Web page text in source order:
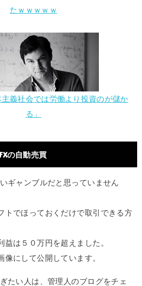
たｗｗｗｗｗ
主義社会では労働より投資のが儲か
る」
の自動売買
ギャンブルだと思っていません
トでほっておくだけで取引できる方
益は５０万円を超えました。
像にして公開しています。
たい人は、管理人のブログをチェ